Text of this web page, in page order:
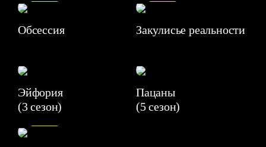
Обсессия Закулисье реальности
Эйфория
(3 сезон)
Пацаны
(5 сезон)